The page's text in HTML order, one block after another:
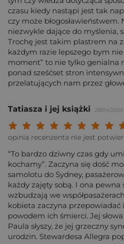
czasu kiedy nastąpi jest tak
czy może błogosławieństwem.
niezwykle dające do myślenia,
Trochę jest takim plastrem na
każdym razie lepszego bym nie
moment” to nie tylko genialna
ponad sześćset stron
przelatujących nam przez
Tatiasza i jej książki 28/04/2025
Twoja
Twoja
Twoja ocena:
Twoja ocena: Może
Twoja ocena: Słaba 3/
Twoja ocena: Bardzo słaba
Twoja ocena: Beznadziejna 1/
opinia recenzenta nie jest
“To bardzo dziwny czas gdy
kochamy”. Zaczyna się dość
samolotu do Sydney,
każdy zajęty sobą. I ona pewna
wzbudzają we
kobieta zaczyna przepowiadać
powodem ich śmierci. Jej
Paula słyszy, że jej grzeczny
urodzin. Stewardesa Allegra